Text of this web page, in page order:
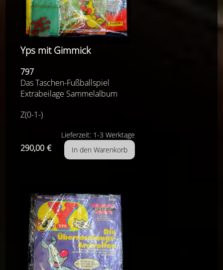
Yps mit Gimmick
797
Das Taschen-Fußballspiel
Extrabeilage Sammelalbum
Z(0-1-)
Lieferzeit: 1-3 Werktage
290,00 €